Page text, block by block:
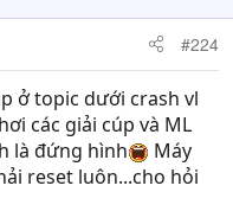
#224
ở topic dưới crash vl
các giải cúp và ML
là đứng hình
Máy
reset luôn...cho hỏi